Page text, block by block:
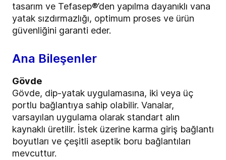
tasarım ve Tefasep®’den yapılma dayanıklı vana
yatak sızdırmazlığı, optimum proses ve ürün
güvenliğini garanti eder.
Ana Bileşenler
Gövde
Gövde, dip-yatak uygulamasına, iki veya üç
portlu bağlantıya sahip olabilir. Vanalar,
varsayılan uygulama olarak standart alın
kaynaklı üretilir. İstek üzerine karma giriş bağlantı
boyutları ve çeşitli aseptik boru bağlantıları
mevcuttur.